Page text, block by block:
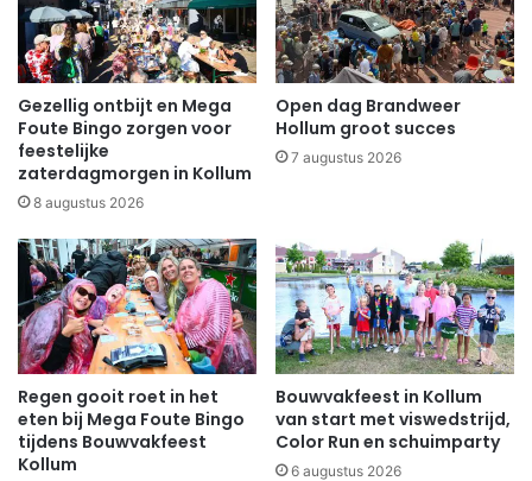
Gezellig ontbijt en Mega
Foute Bingo zorgen voor
feestelijke
zaterdagmorgen in Kollum
8 augustus 2026
Open dag Brandweer
Hollum groot succes
7 augustus 2026
Regen gooit roet in het
eten bij Mega Foute Bingo
tijdens Bouwvakfeest
Kollum
Bouwvakfeest in Kollum
van start met viswedstrijd,
Color Run en schuimparty
6 augustus 2026